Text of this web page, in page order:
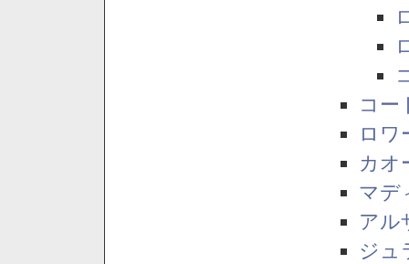
コー
ロワ
カオ
マデ
アル
ジュ